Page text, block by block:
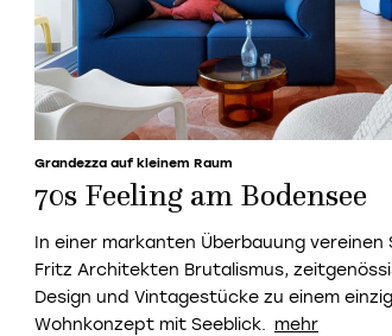
Grandezza auf kleinem Raum
70s Feeling am Bodensee
In einer markanten Überbauung vereinen
Fritz Architekten Brutalismus,
Design und Vintagestücke zu einem
Wohnkonzept mit Seeblick.